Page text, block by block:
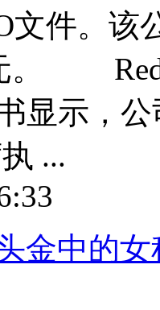
文件。该
。
显示，
...
金中的